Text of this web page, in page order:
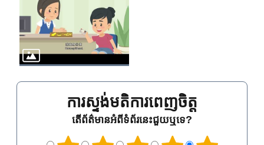
ការស្ទង់មតិការពេញចិត្ត
តើព័ត៌មានអំពីទំព័រនេះជួយឬទេ?